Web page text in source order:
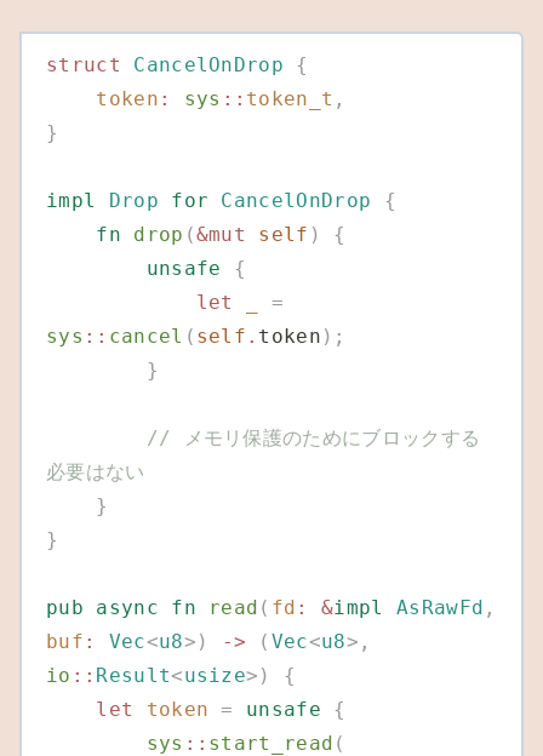
struct CancelOnDrop {
    token
: sys :: token_t ,
}
impl Drop for CancelOnDrop {
    fn
drop (&mut self )
{
        unsafe
{
            let
=
sys :: cancel ( self . token );
        }
必要はない
    }
}
pub async fn read ( fd : &impl AsRawFd ,
buf : Vec<u8>) -> ( Vec<u8>,
io :: Result<usize>)
{
    let
token = unsafe {
        sys
:: start_read (